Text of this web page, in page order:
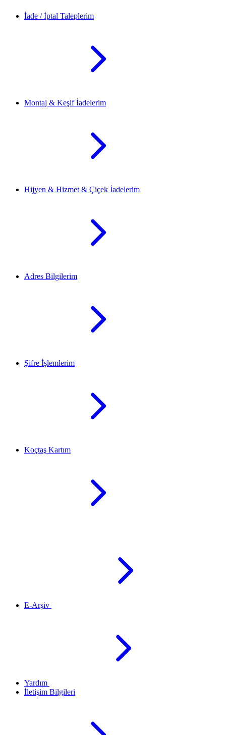
İade / İptal Taleplerim
Montaj & Keşif İadelerim
Hijyen & Hizmet & Çiçek İadelerim
Adres Bilgilerim
Şifre İşlemlerim
Koçtaş Kartım
E-Arşiv
Yardım
İletişim Bilgileri